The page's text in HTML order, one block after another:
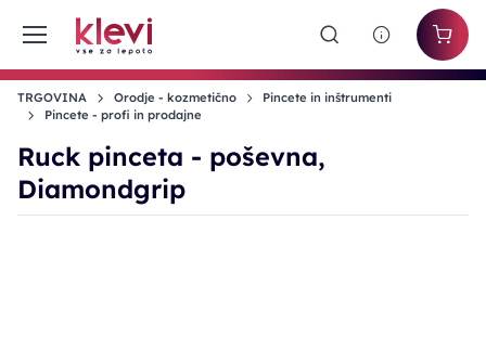
TRGOVINA Orodje - kozmetično
Pincete in inštrumenti
Pincete - profi in prodajne
Ruck pinceta - poševna,
Diamondgrip